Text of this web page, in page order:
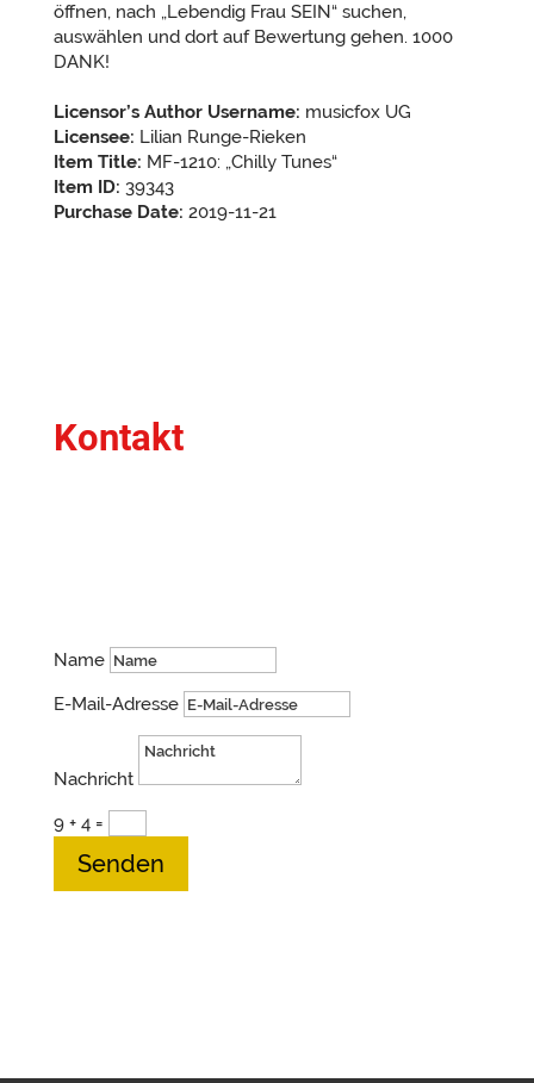
öffnen, nach „Lebendig Frau SEIN“ suchen,
auswählen und dort auf Bewertung gehen. 1000
DANK!
Licensor’s Author Username: musicfox UG
Licensee: Lilian Runge-Rieken
Item Title: MF-1210: „Chilly Tunes“
Item ID: 39343
Purchase Date: 2019-11-21
Kontakt
Name
E-Mail-Adresse
Nachricht
9 + 4=
Senden